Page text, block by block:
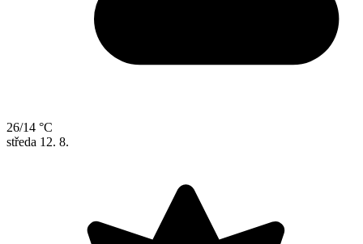
26/14 °C
středa 12. 8.